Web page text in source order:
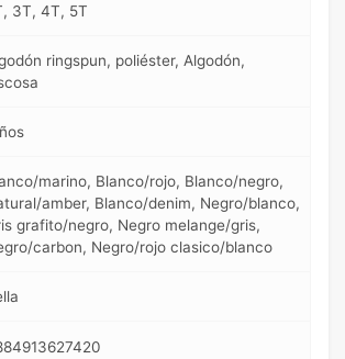
3T, 4T, 5T
ringspun, poliéster, Algodón,
marino, Blanco/rojo, Blanco/negro,
amber, Blanco/denim, Negro/blanco,
grafito/negro, Negro melange/gris,
carbon, Negro/rojo clasico/blanco